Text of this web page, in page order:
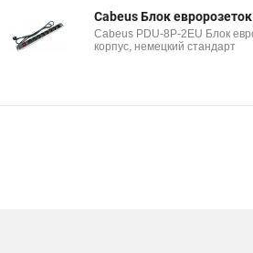
Cabeus Блок
Cabeus PDU-8P-2EU Блок
корпус, немецкий стандарт